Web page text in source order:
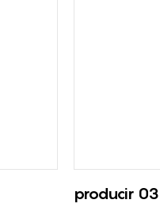
producir 03